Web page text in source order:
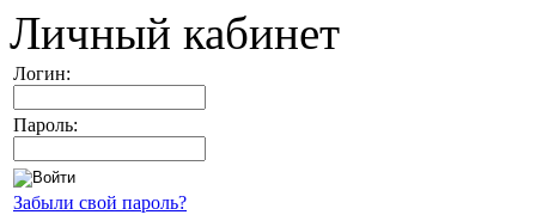
Личный кабинет
Логин:
Пароль:
Забыли свой пароль?